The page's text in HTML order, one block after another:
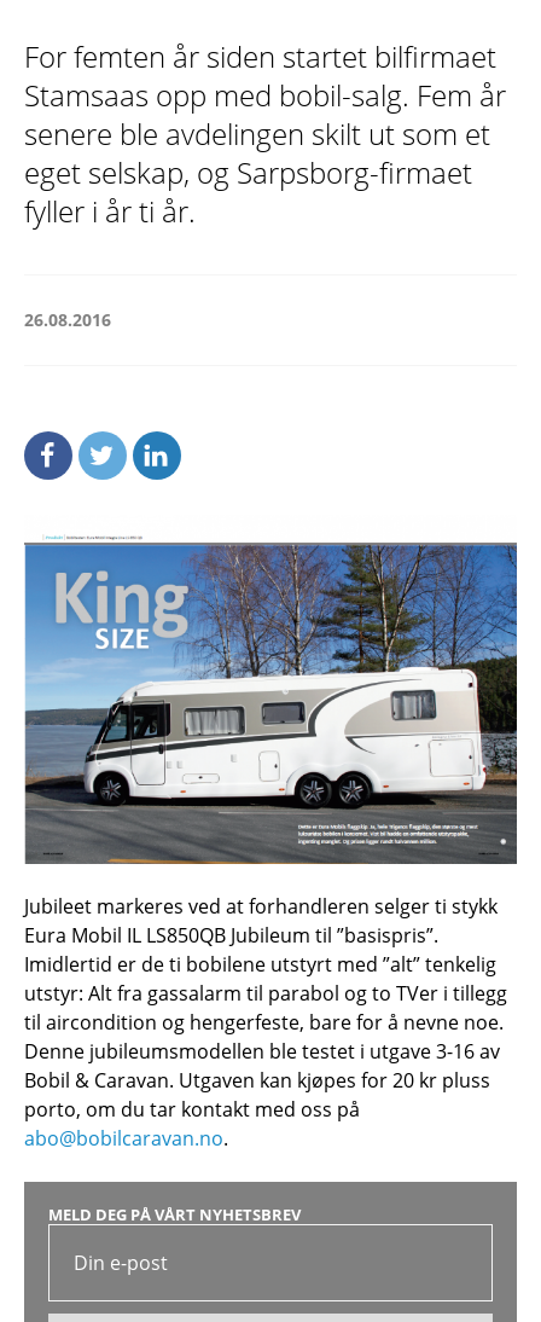
For femten år siden startet bilfirmaet
Stamsaas opp med bobil-salg. Fem år
senere ble avdelingen skilt ut som et
eget selskap, og Sarpsborg-firmaet
fyller i år ti år.
26.08.2016
Jubileet markeres ved at forhandleren selger ti stykk
Eura Mobil IL LS850QB Jubileum til ”basispris”.
Imidlertid er de ti bobilene utstyrt med ”alt” tenkelig
utstyr: Alt fra gassalarm til parabol og to TVer i tillegg
til aircondition og hengerfeste, bare for å nevne noe.
Denne jubileumsmodellen ble testet i utgave 3-16 av
Bobil & Caravan. Utgaven kan kjøpes for 20 kr pluss
porto, om du tar kontakt med oss på
abo@bobilcaravan.no.
MELD DEG PÅ VÅRT NYHETSBREV